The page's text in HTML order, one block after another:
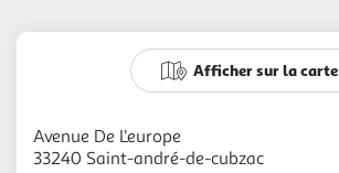
d'aide
Afficher sur la carte
Avenue De L'europe